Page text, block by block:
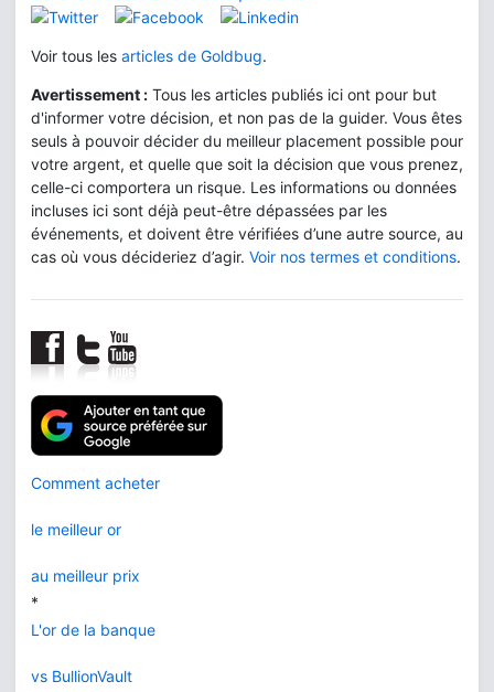
Voir tous les articles de Goldbug.
Avertissement : Tous les articles publiés ici ont pour but
d'informer votre décision, et non pas de la guider. Vous êtes
seuls à pouvoir décider du meilleur placement possible pour
votre argent, et quelle que soit la décision que vous prenez,
celle-ci comportera un risque. Les informations ou données
incluses ici sont déjà peut-être dépassées par les
événements, et doivent être vérifiées d’une autre source, au
cas où vous décideriez d’agir. Voir nos termes et conditions.
Comment acheter
le meilleur or
au meilleur prix
*
L'or de la banque
vs BullionVault